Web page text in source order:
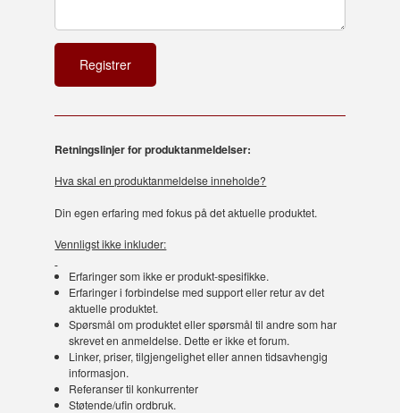
Retningslinjer for produktanmeldelser:
Hva skal en produktanmeldelse inneholde?
Din egen erfaring med fokus på det aktuelle produktet.
Vennligst ikke inkluder:
Erfaringer som ikke er produkt-spesifikke.
Erfaringer i forbindelse med support eller retur av det
aktuelle produktet.
Spørsmål om produktet eller spørsmål til andre som har
skrevet en anmeldelse. Dette er ikke et forum.
Linker, priser, tilgjengelighet eller annen tidsavhengig
informasjon.
Referanser til konkurrenter
Støtende/ufin ordbruk.